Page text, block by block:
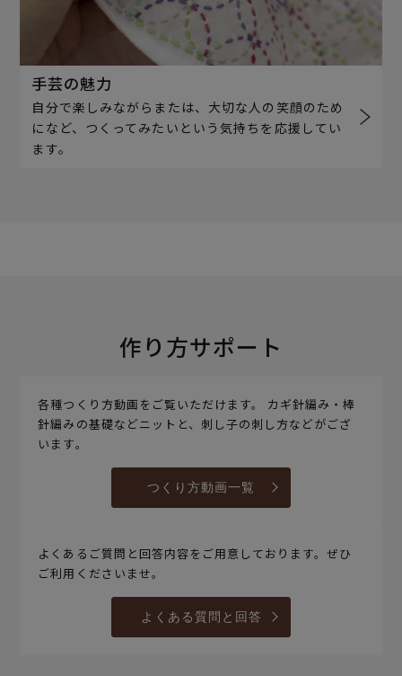
手芸の魅力
自分で楽しみながらまたは、大切な人の笑顔のため
になど、つくってみたいという気持ちを応援してい
ます。
作り方サポート
各種つくり方動画をご覧いただけます。 カギ針編み・棒
針編みの基礎などニットと、刺し子の刺し方などがござ
います。
つくり方動画一覧
よくあるご質問と回答内容をご用意しております。ぜひ
ご利用くださいませ。
よくある質問と回答